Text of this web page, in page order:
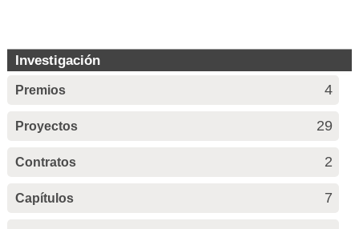
Investigación
Premios 4
Proyectos 29
Contratos 2
Capítulos 7